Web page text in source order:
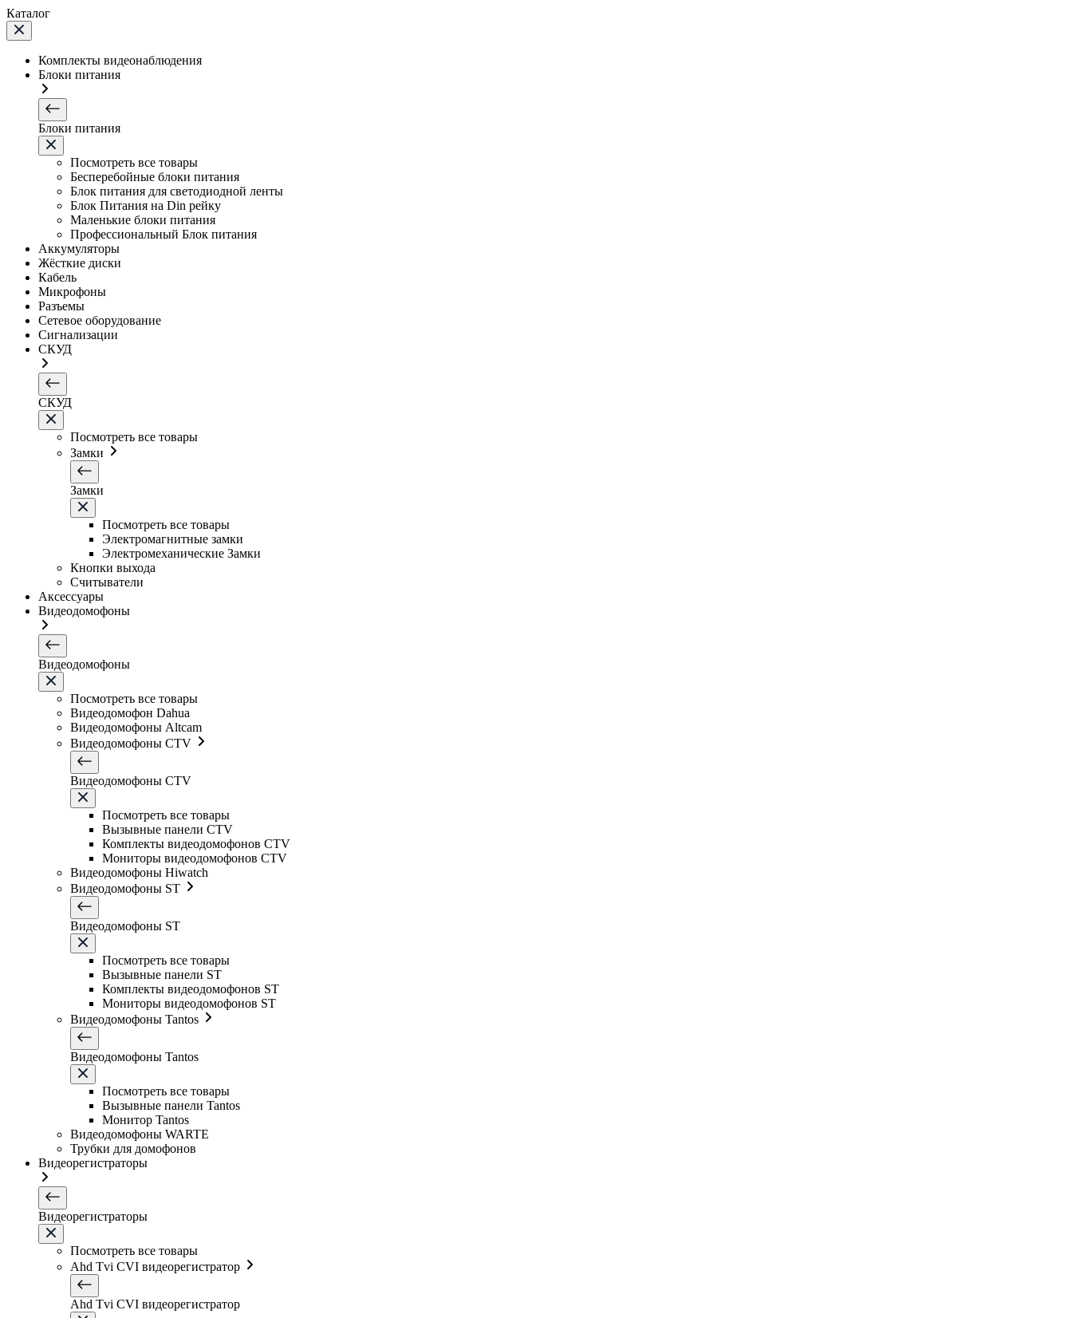
Каталог
Комплекты видеонаблюдения
Блоки питания
Блоки питания
Посмотреть все товары
Бесперебойные блоки питания
Блок питания для светодиодной ленты
Блок Питания на Din рейку
Маленькие блоки питания
Профессиональный Блок питания
Аккумуляторы
Жёсткие диски
Кабель
Микрофоны
Разъемы
Сетевое оборудование
Сигнализации
СКУД
СКУД
Посмотреть все товары
Замки
Замки
Посмотреть все товары
Электромагнитные замки
Электромеханические Замки
Кнопки выхода
Считыватели
Аксессуары
Видеодомофоны
Видеодомофоны
Посмотреть все товары
Видеодомофон Dahua
Видеодомофоны Altcam
Видеодомофоны CTV
Видеодомофоны CTV
Посмотреть все товары
Вызывные панели CTV
Комплекты видеодомофонов CTV
Мониторы видеодомофонов CTV
Видеодомофоны Hiwatch
Видеодомофоны ST
Видеодомофоны ST
Посмотреть все товары
Вызывные панели ST
Комплекты видеодомофонов ST
Мониторы видеодомофонов ST
Видеодомофоны Tantos
Видеодомофоны Tantos
Посмотреть все товары
Вызывные панели Tantos
Монитор Tantos
Видеодомофоны WARTE
Трубки для домофонов
Видеорегистраторы
Видеорегистраторы
Посмотреть все товары
Ahd Tvi CVI видеорегистратор
Ahd Tvi CVI видеорегистратор